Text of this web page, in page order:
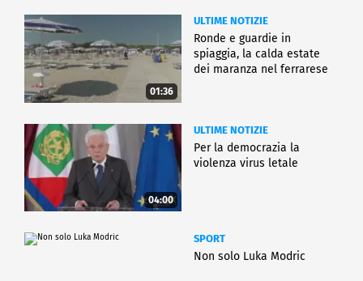
01:36
ULTIME NOTIZIE
Ronde e guardie in
spiaggia, la calda estate
dei maranza nel ferrarese
04:00
ULTIME NOTIZIE
Per la democrazia la
violenza virus letale
SPORT
Non solo Luka Modric